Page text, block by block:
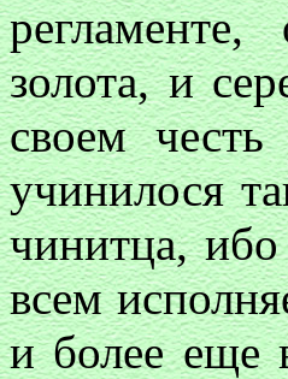
золота, и
своем
учинилося
чинитца, ибо
всем
и более еще